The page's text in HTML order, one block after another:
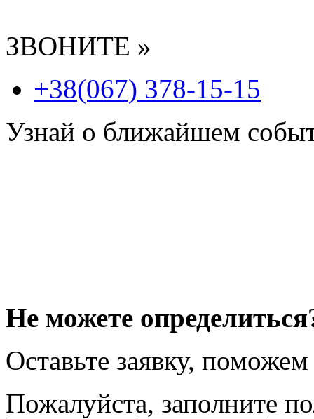
ЗВОНИТЕ »
+38(067) 378-15-15
Узнай о ближайшем
Не можете
Оставьте заявку,
Пожалуйста, заполните